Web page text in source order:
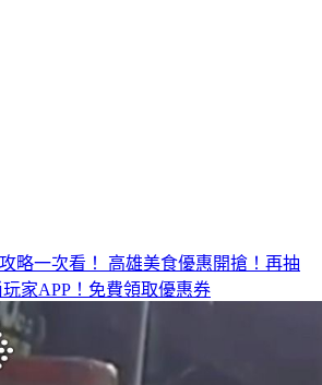
略一次看！ 高雄美食優惠開搶！再抽
家APP！免費領取優惠券